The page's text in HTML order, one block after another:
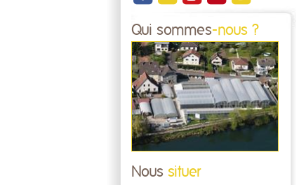
Qui sommes-nous ?
Nous situer